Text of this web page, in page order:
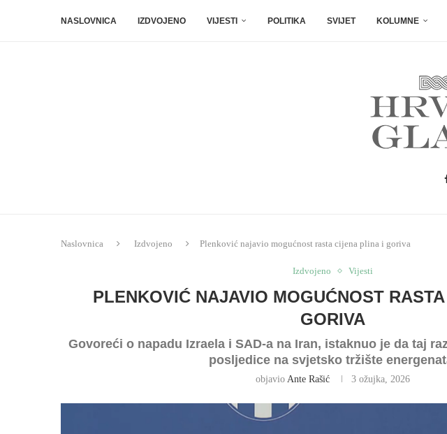
NASLOVNICA IZDVOJENO VIJESTI POLITIKA SVIJET KOLUMNE
Naslovnica Izdvojeno Plenković najavio mogućnost rasta cijena plina i goriva
Izdvojeno Vijesti
PLENKOVIĆ NAJAVIO MOGUĆNOST
GORIVA
Govoreći o napadu Izraela i SAD-a na Iran, istaknuo je da taj
posljedice na svjetsko tržište
objavioAnte Rašić 3 ožujka, 2026